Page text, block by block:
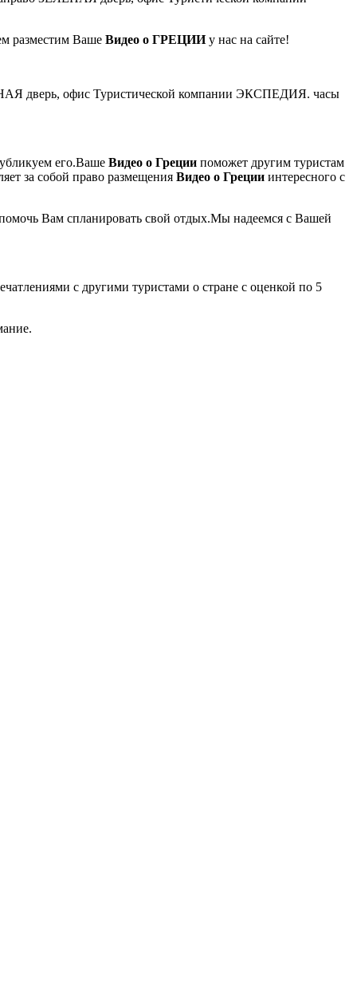
разместим Ваше Видео о ГРЕЦИИу нас на сайте!
дверь, офис Туристической компании ЭКСПЕДИЯ. часы
его.Ваше Видео о Греции поможет другим туристам
за собой право размещения Видео о Греции интересного с
Вам спланировать свой отдых.Мы надеемся с Вашей
с другими туристами о стране с оценкой по 5